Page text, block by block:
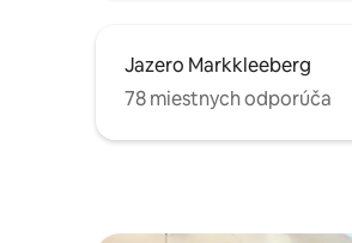
Jazero Markkleeberg
78 miestnych odporúča